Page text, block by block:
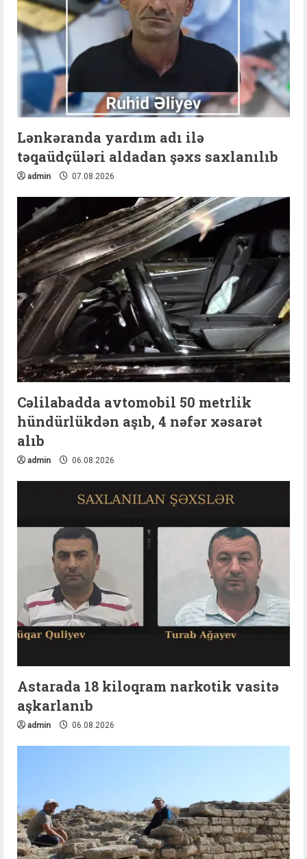
Lənkəranda yardım adı ilə
təqaüdçüləri aldadan şəxs saxlanılıb
admin 07.08.2026
Cəlilabadda avtomobil 50 metrlik
hündürlükdən aşıb, 4 nəfər xəsarət
alıb
admin 06.08.2026
Astarada 18 kiloqram narkotik vasitə
aşkarlanıb
admin 06.08.2026